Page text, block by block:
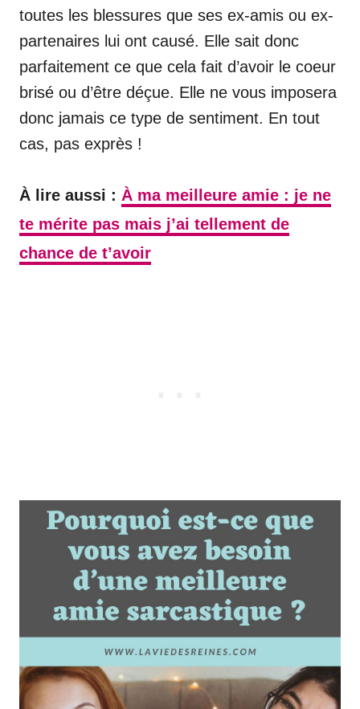
toutes les blessures que ses ex-amis ou ex-
partenaires lui ont causé. Elle sait donc
parfaitement ce que cela fait d’avoir le coeur
brisé ou d’être déçue. Elle ne vous imposera
donc jamais ce type de sentiment. En tout
cas, pas exprès !
À lire aussi : À ma meilleure amie : je ne
te mérite pas mais j’ai tellement de
chance de t’avoir